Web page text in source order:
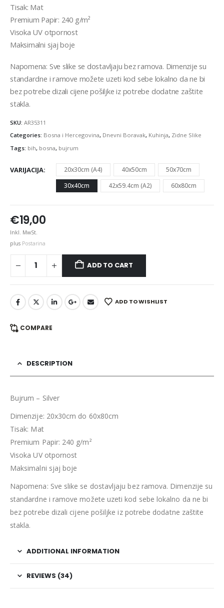
Tisak: Mat
Premium Papir: 240 g/m²
Visoka UV otpornost
Maksimalni sjaj boje
Napomena: Sve slike se dostavljaju bez ramova. Dimenzije su
standardne i ramove možete uzeti kod sebe lokalno da ne bi
bez potrebe dizali cijene pošiljke iz potrebe dodatne zaštite
stakla.
SKU: AR35311
Categories: Bosna i Hercegovina, Dnevni Boravak, Kuhinja, Zidne Slike
Tags: bih, bosna, bujrum
VARIJACIJA 20x30cm (A4) 40x50cm
50x70cm
30x40cm
42x59.4cm (A2) 60x80cm
€19,00
Inkl. MwSt.
plus Postarina
ADD TO CART
ADD TO WISHLIST
COMPARE
DESCRIPTION
Bujrum – Silver
Dimenzije: 20x30cm do 60x80cm
Tisak: Mat
Premium Papir: 240 g/m²
Visoka UV otpornost
Maksimalni sjaj boje
Napomena: Sve slike se dostavljaju bez ramova. Dimenzije su
standardne i ramove možete uzeti kod sebe lokalno da ne bi
bez potrebe dizali cijene pošiljke iz potrebe dodatne zaštite
stakla.
ADDITIONAL INFORMATION
REVIEWS (34)